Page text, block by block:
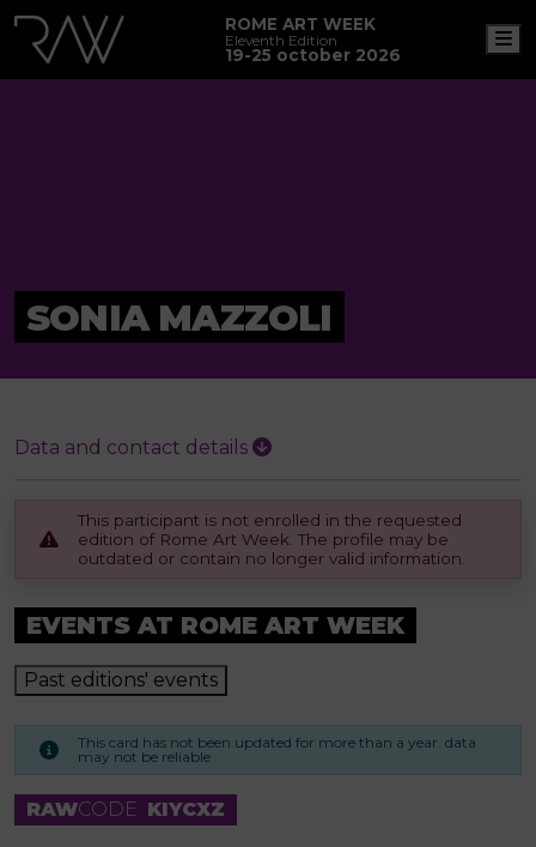
ROME ART WEEK
Eleventh Edition
19-25 october 2026
SONIA MAZZOLI
Data and contact details
This participant is not enrolled in the requested
edition of Rome Art Week. The profile may be
outdated or contain no longer valid information.
EVENTS AT ROME ART WEEK
Past editions' events
This card has not been updated for more than a year. data
may not be reliable
RAWCODE KIYCXZ